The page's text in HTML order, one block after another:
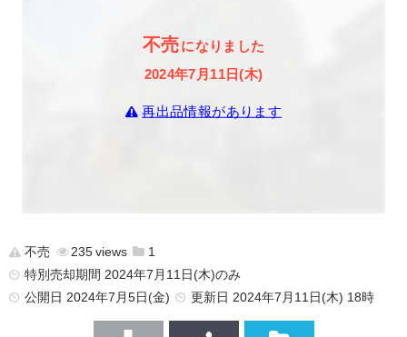
不売になりました
2024年7月11日(木)
再出品情報があります
不売 235
1
特別売却期間 2024年7月11日(木)のみ
公開日 2024年7月5日(金) 更新日 2024年7月11日(木) 18時